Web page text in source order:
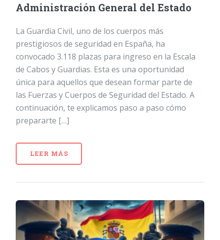
Administración General del Estado
La Guardia Civil, uno de los cuerpos más
prestigiosos de seguridad en España, ha
convocado 3.118 plazas para ingreso en la Escala
de Cabos y Guardias. Esta es una oportunidad
única para aquellos que desean formar parte de
las Fuerzas y Cuerpos de Seguridad del Estado. A
continuación, te explicamos paso a paso cómo
prepararte […]
LEER MÁS